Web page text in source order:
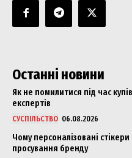
Останні новини
Як не помилитися під час
експертів
СУСПІЛЬСТВО 06.08.2026
Чому персоналізовані
просування бренду